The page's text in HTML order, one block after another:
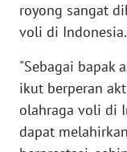
royong sangat
voli di Indonesia.
"Sebagai bapak
ikut berperan
olahraga voli di
dapat
WN
WN
SUMBAR
WN